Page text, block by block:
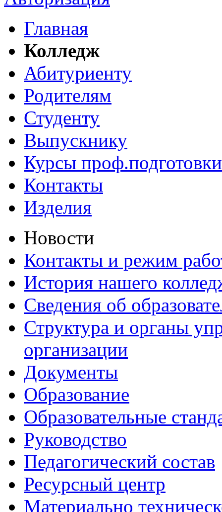
Главная
Колледж
Абитуриенту
Родителям
Студенту
Выпускнику
Курсы проф.подготовки
Контакты
Изделия
Новости
Контакты и режим
История нашего
Сведения об
Структура и органы
организации
Документы
Образование
Образовательные
Руководство
Педагогический состав
Ресурсный центр
Материально